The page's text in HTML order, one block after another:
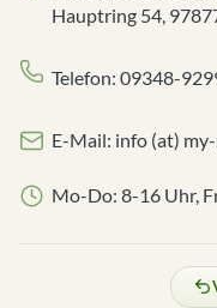
Hauptring 54,
Telefon: 09348-
E-Mail: info (at)
Mo-Do: 8-16 Uhr,